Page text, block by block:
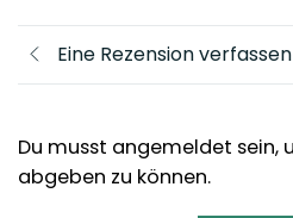
Eine Rezension verfassen
Du musst angemeldet sein,
abgeben zu können.